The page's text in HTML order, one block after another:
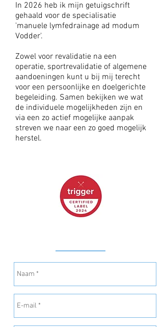
In 2026 heb ik mijn getuigschrift
gehaald voor de specialisatie
'manuele lymfedrainage ad modum
Vodder'.
Zowel voor revalidatie na een
operatie, sportrevalidatie of algemene
aandoeningen kunt u bij mij terecht
voor een persoonlijke en doelgerichte
begeleiding. Samen bekijken we wat
de individuele mogelijkheden zijn en
via een zo actief mogelijke aanpak
streven we naar een zo goed mogelijk
herstel.